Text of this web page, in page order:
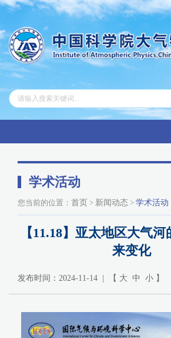
学术活动
您当前的位置： 首页 > 新闻动态 > 学术活动
【11.18】亚太地区大气
来变化
发布时间：2024-11-14 | 【 大 中 小 】